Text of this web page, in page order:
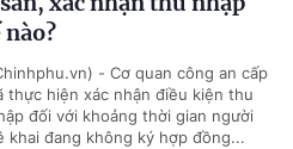
- Cơ quan công an cấp
thực hiện xác nhận điều kiện thu
đối với khoảng thời gian người
khai đang không ký hợp đồng...